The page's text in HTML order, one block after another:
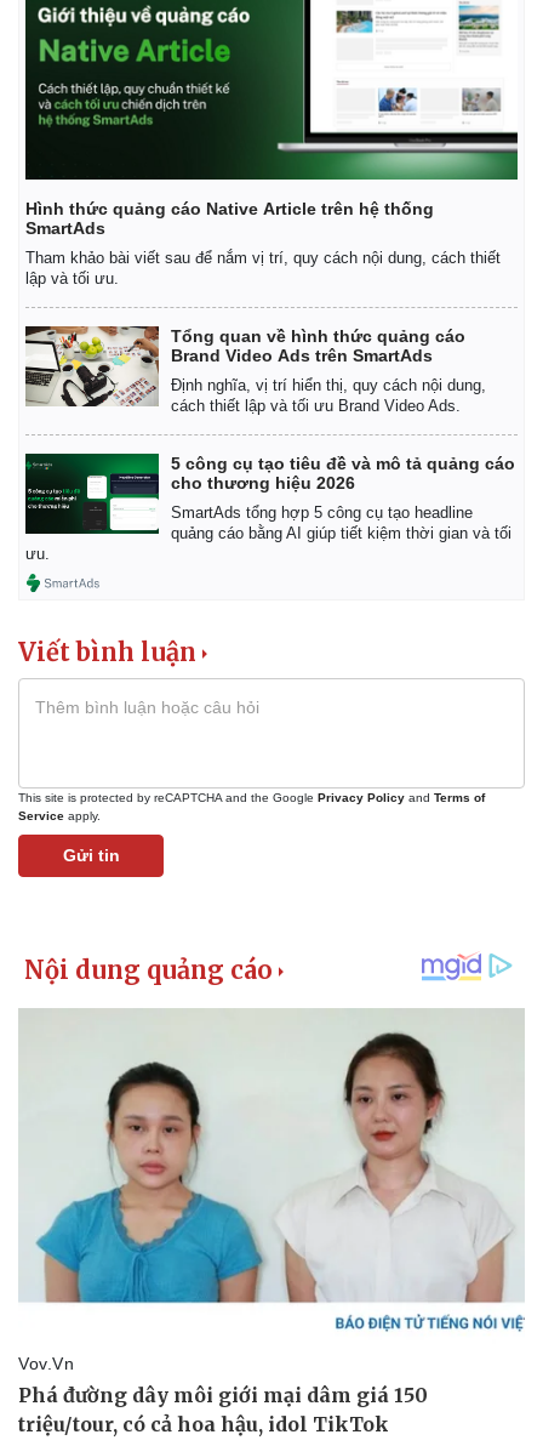
Kinh tế
Bất động sản
Khởi nghiệp
Thị trường
Giá vàng
Tiêu dùng
Chứng khoán
Giá cà phê
Hình thức quảng cáo Native Article trên hệ thống
SmartAds
Tham khảo bài viết sau để nắm vị trí, quy cách nội dung, cách thiết
lập và tối ưu.
Tổng quan về hình thức quảng cáo
Brand Video Ads trên SmartAds
Định nghĩa, vị trí hiển thị, quy cách nội dung,
cách thiết lập và tối ưu Brand Video Ads.
5 công cụ tạo tiêu đề và mô tả quảng cáo
cho thương hiệu 2026
SmartAds tổng hợp 5 công cụ tạo headline
quảng cáo bằng AI giúp tiết kiệm thời gian và tối
ưu.
Viết bình luận
This site is protected by reCAPTCHA and the Google Privacy Policy and Terms of
Service apply.
Gửi tin